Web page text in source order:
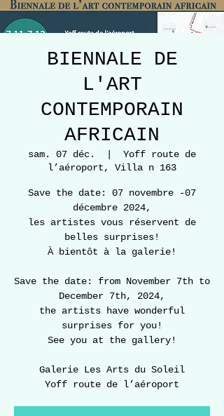
BIENNALE DE
L'ART
CONTEMPORAIN
AFRICAIN
sam. 07 déc.
Yoff route de
l’aéroport, Villa n 163
Save the date: 07 novembre -07
décembre 2024,
les artistes vous réservent de
belles surprises!
À bientôt à la galerie!
Save the date: from November 7th to
December 7th, 2024,
the artists have wonderful
surprises for you!
See you at the gallery!
Galerie Les Arts du Soleil
Yoff route de l’aéroport